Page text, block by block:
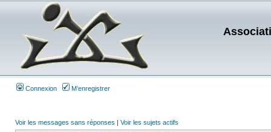
Connexion M’enregistrer
Voir les messages sans réponses | Voir les sujets actifs